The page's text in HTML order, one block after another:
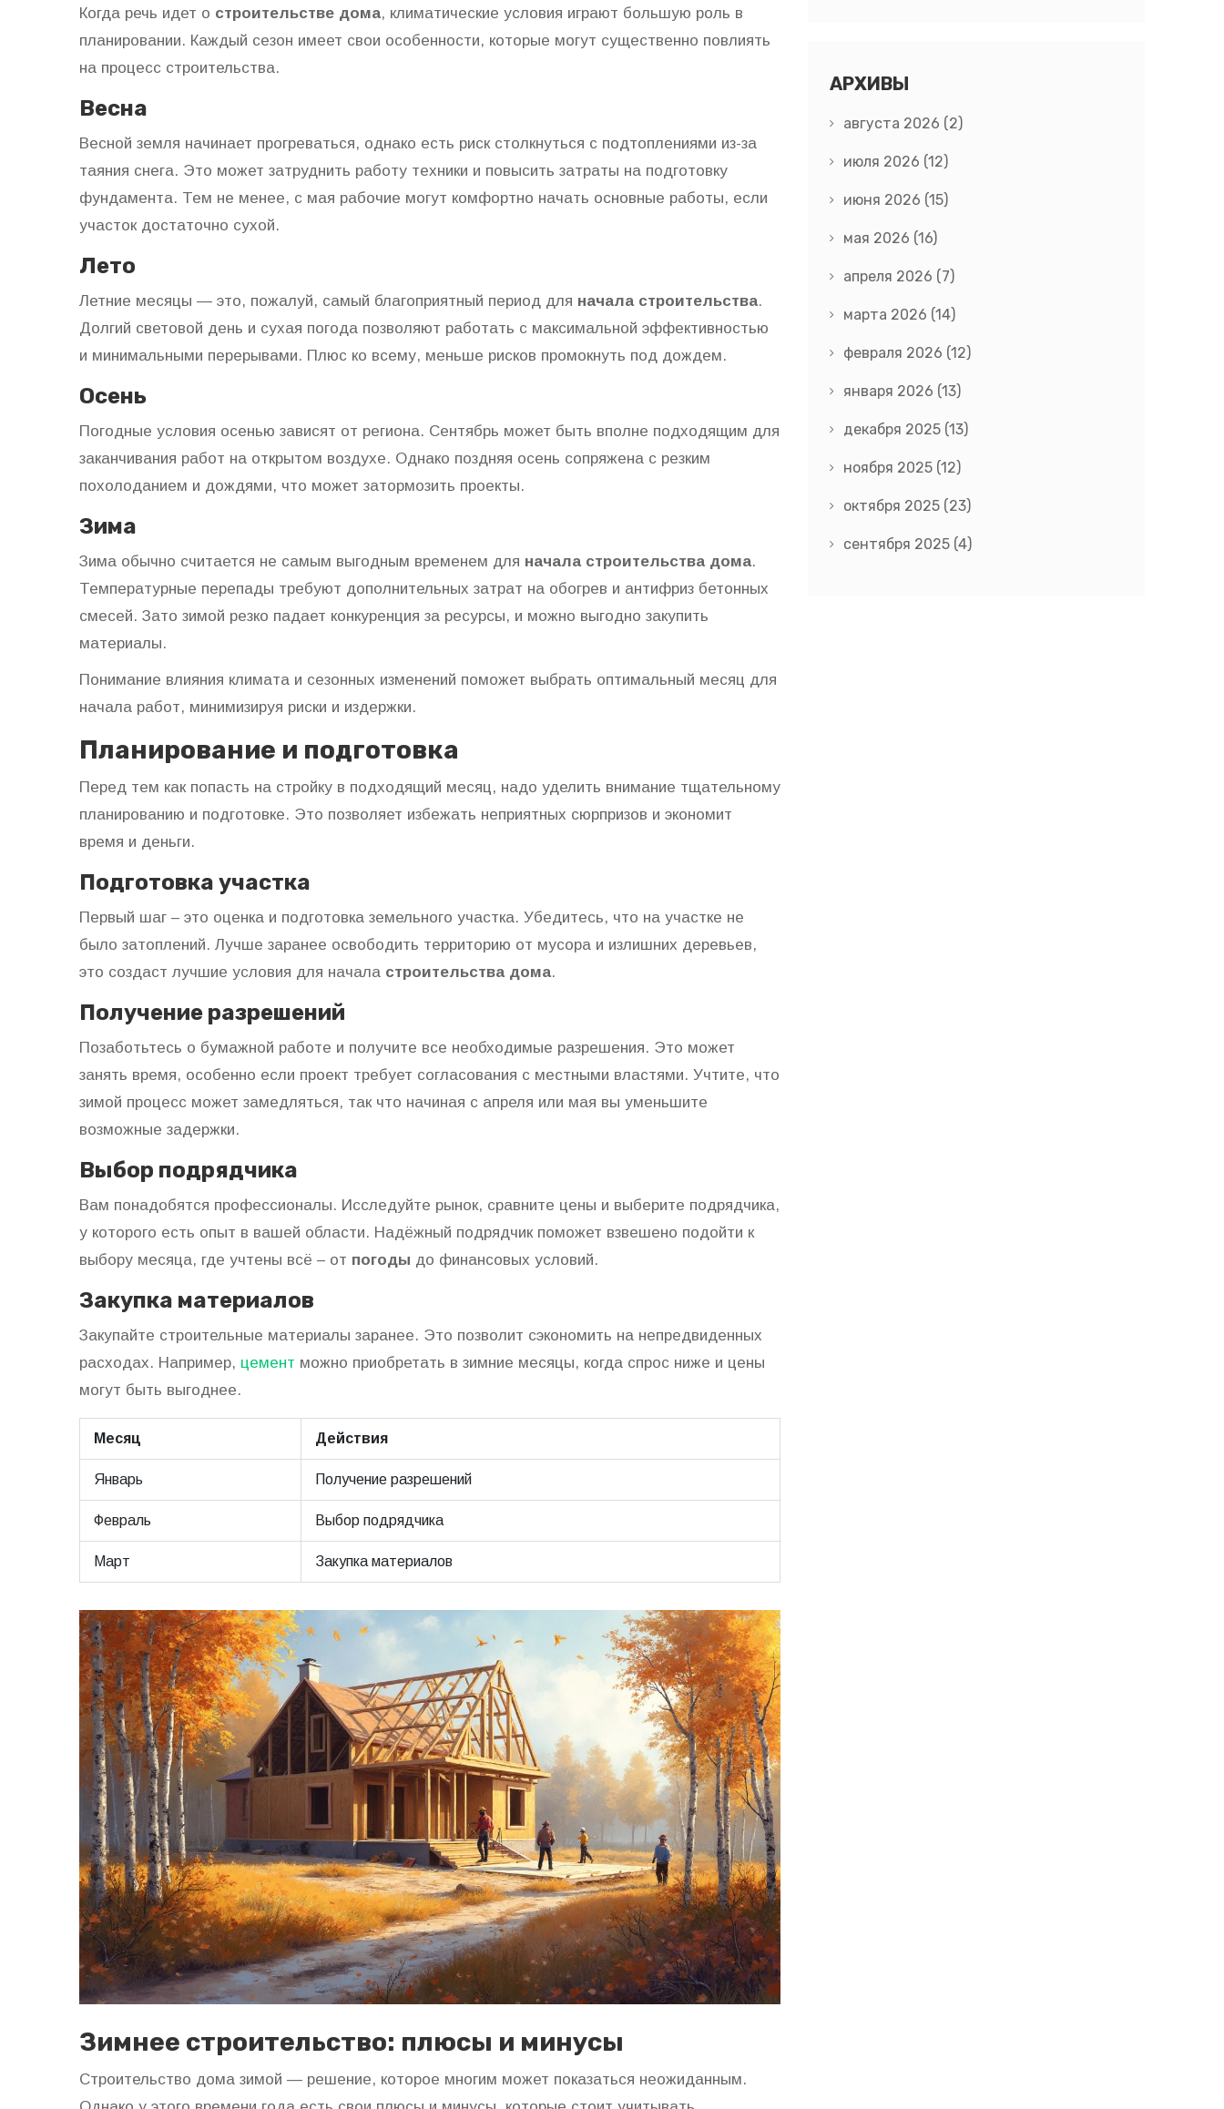
Когда речь идет о строительстве дома, климатические условия играют большую роль в
планировании. Каждый сезон имеет свои особенности, которые могут существенно повлиять
на процесс строительства.
Весна
Весной земля начинает прогреваться, однако есть риск столкнуться с подтоплениями из-за
таяния снега. Это может затруднить работу техники и повысить затраты на подготовку
фундамента. Тем не менее, с мая рабочие могут комфортно начать основные работы, если
участок достаточно сухой.
Лето
Летние месяцы — это, пожалуй, самый благоприятный период для начала строительства.
Долгий световой день и сухая погода позволяют работать с максимальной эффективностью
и минимальными перерывами. Плюс ко всему, меньше рисков промокнуть под дождем.
Осень
Погодные условия осенью зависят от региона. Сентябрь может быть вполне подходящим для
заканчивания работ на открытом воздухе. Однако поздняя осень сопряжена с резким
похолоданием и дождями, что может затормозить проекты.
Зима
Зима обычно считается не самым выгодным временем для начала строительства дома.
Температурные перепады требуют дополнительных затрат на обогрев и антифриз бетонных
смесей. Зато зимой резко падает конкуренция за ресурсы, и можно выгодно закупить
материалы.
Понимание влияния климата и сезонных изменений поможет выбрать оптимальный месяц для
начала работ, минимизируя риски и издержки.
Планирование и подготовка
Перед тем как попасть на стройку в подходящий месяц, надо уделить внимание тщательному
планированию и подготовке. Это позволяет избежать неприятных сюрпризов и экономит
время и деньги.
Подготовка участка
Первый шаг – это оценка и подготовка земельного участка. Убедитесь, что на участке не
было затоплений. Лучше заранее освободить территорию от мусора и излишних деревьев,
это создаст лучшие условия для начала строительства дома.
Получение разрешений
Позаботьтесь о бумажной работе и получите все необходимые разрешения. Это может
занять время, особенно если проект требует согласования с местными властями. Учтите, что
зимой процесс может замедляться, так что начиная с апреля или мая вы уменьшите
возможные задержки.
Выбор подрядчика
Вам понадобятся профессионалы. Исследуйте рынок, сравните цены и выберите подрядчика,
у которого есть опыт в вашей области. Надёжный подрядчик поможет взвешено подойти к
выбору месяца, где учтены всё – от погоды до финансовых условий.
Закупка материалов
Закупайте строительные материалы заранее. Это позволит сэкономить на непредвиденных
расходах. Например, цемент можно приобретать в зимние месяцы, когда спрос ниже и цены
могут быть выгоднее.
Месяц Действия
Январь Получение разрешений
Февраль Выбор подрядчика
Март Закупка материалов
Зимнее строительство: плюсы и минусы
Строительство дома зимой — решение, которое многим может показаться неожиданным.
АРХИВЫ
августа 2026 (2)
июля 2026 (12)
июня 2026 (15)
мая 2026 (16)
апреля 2026 (7)
марта 2026 (14)
февраля 2026 (12)
января 2026 (13)
декабря 2025 (13)
ноября 2025 (12)
октября 2025 (23)
сентября 2025 (4)